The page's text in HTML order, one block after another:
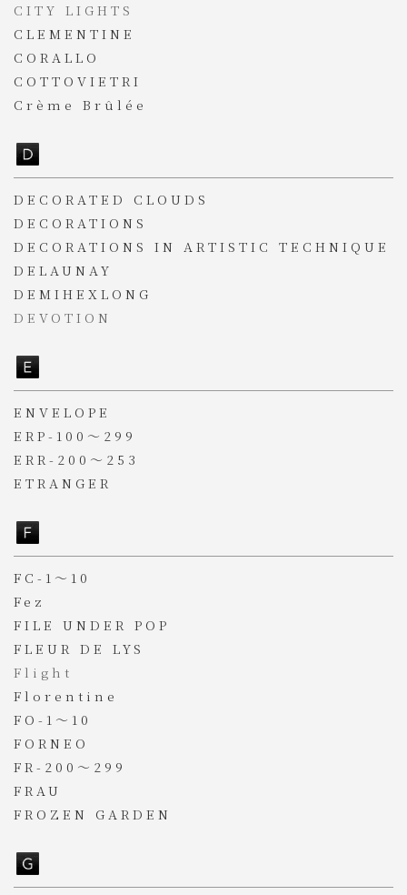
CITY LIGHTS
CLEMENTINE
CORALLO
COTTOVIETRI
Crème Brûlée
DECORATED CLOUDS
DECORATIONS
DECORATIONS IN ARTISTIC TECHNIQUE
DELAUNAY
DEMIHEXLONG
DEVOTION
ENVELOPE
ERP-100～299
ERR-200～253
ETRANGER
FC-1～10
Fez
FILE UNDER POP
FLEUR DE LYS
Flight
Florentine
FO-1～10
FORNEO
FR-200～299
FRAU
FROZEN GARDEN